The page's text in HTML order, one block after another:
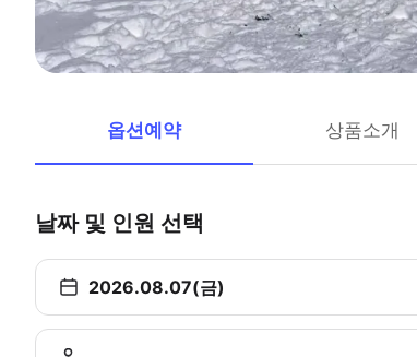
옵션예약 상품소개
날짜 및 인원 선택
2026.08.07(금)